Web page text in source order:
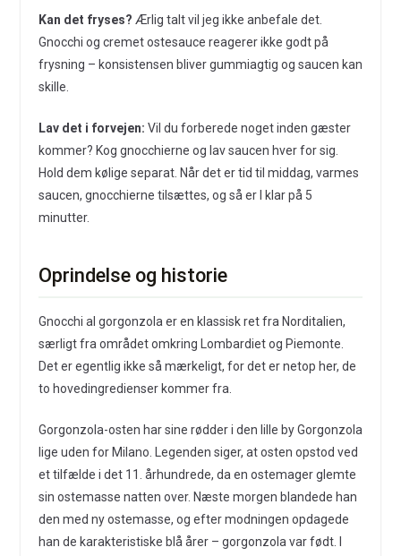
Kan det fryses? Ærlig talt vil jeg ikke anbefale det.
Gnocchi og cremet ostesauce reagerer ikke godt på
frysning – konsistensen bliver gummiagtig og saucen kan
skille.
Lav det i forvejen: Vil du forberede noget inden gæster
kommer? Kog gnocchierne og lav saucen hver for sig.
Hold dem kølige separat. Når det er tid til middag, varmes
saucen, gnocchierne tilsættes, og så er I klar på 5
minutter.
Oprindelse og historie
Gnocchi al gorgonzola er en klassisk ret fra Norditalien,
særligt fra området omkring Lombardiet og Piemonte.
Det er egentlig ikke så mærkeligt, for det er netop her, de
to hovedingredienser kommer fra.
Gorgonzola-osten har sine rødder i den lille by Gorgonzola
lige uden for Milano. Legenden siger, at osten opstod ved
et tilfælde i det 11. århundrede, da en ostemager glemte
sin ostemasse natten over. Næste morgen blandede han
den med ny ostemasse, og efter modningen opdagede
han de karakteristiske blå årer – gorgonzola var født. I